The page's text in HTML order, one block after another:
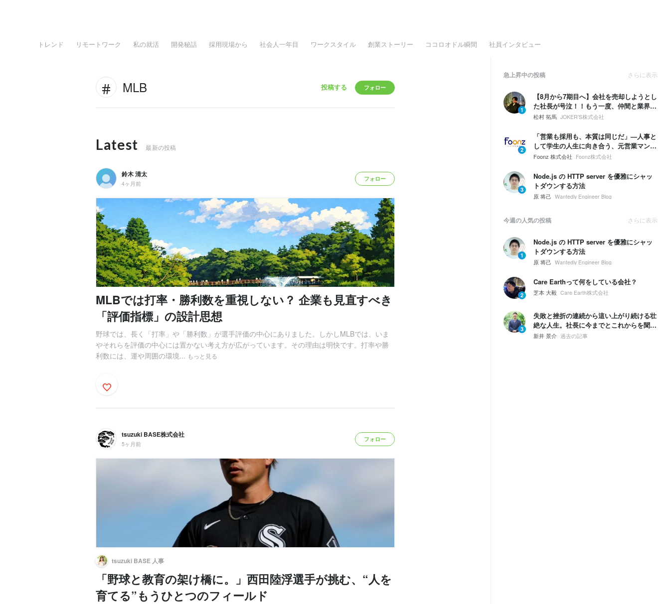
トレンド リモートワーク 私の就活 開発秘話 採用現場から 社会人一年目 ワークスタイル 創業ストーリー ココロオドル瞬間 社員インタビュー
MLB 投稿する フォロー
Latest 最新の投稿
鈴木 清太
4ヶ月前
フォロー
MLBでは打率・勝利数を重視しない？ 企業も見直すべき
「評価指標」の設計思想
野球では、長く「打率」や「勝利数」が選手評価の中心にありました。しかしMLBでは、いま
やそれらを評価の中心には置かない考え方が広がっています。その理由は明快です。打率や勝
利数には、運や周囲の環境... もっと見る
tsuzuki BASE株式会社
5ヶ月前
フォロー
tsuzuki BASE 人事
「野球と教育の架け橋に。」西田陸浮選手が挑む、“人を
育てる”もうひとつのフィールド
急上昇中の投稿 さらに表示
1
【8月から7期目へ】会社を売却しようとし
た社長が号泣！！もう一度、仲間と業界
No.1を取ると決めた話
松村 拓馬 JOKER'S株式会社
2
「営業も採用も、本質は同じだ」—人事と
して学生の人生に向き合う、元営業マンの
信念。
Foonz 株式会社 Foonz株式会社
3
Node.js の HTTP server を優雅にシャッ
トダウンする方法
原 将己 Wantedly Engineer Blog
今週の人気の投稿 さらに表示
1
Node.js の HTTP server を優雅にシャッ
トダウンする方法
原 将己 Wantedly Engineer Blog
2
Care Earthって何をしている会社？
芝本 大毅 Care Earth株式会社
3
失敗と挫折の連続から這い上がり続ける壮
絶な人生。社長に今までとこれからを聞い
てみた。
新井 景介 過去の記事